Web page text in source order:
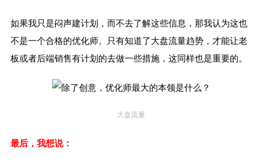
如果我只是闷声建计划，而不去了解这些信息，那我认为这也
不是一个合格的优化师。只有知道了大盘流量趋势，才能让老
板或者后端销售有计划的去做一些措施，这同样也是重要的。
大盘流量
最后，我想说：